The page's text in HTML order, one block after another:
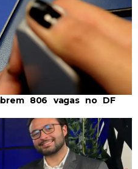
806 vagas no DF